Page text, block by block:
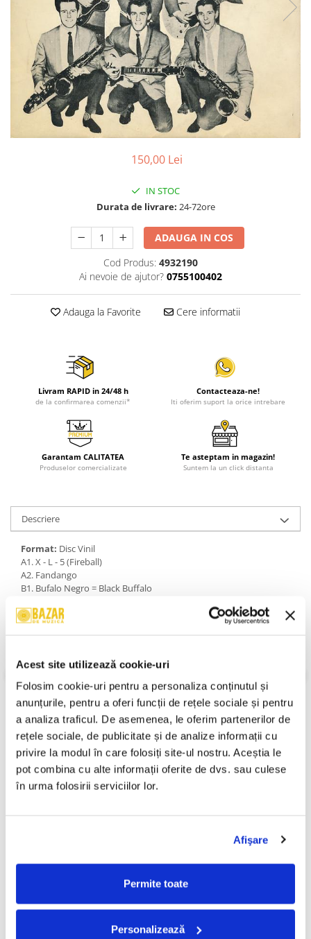
Acest site utilizează cookie-uri
Folosim cookie-uri pentru a personaliza conținutul și
anunțurile, pentru a oferi funcții de rețele sociale și pentru
a analiza traficul. De asemenea, le oferim partenerilor de
rețele sociale, de publicitate și de analize informații cu
privire la modul în care folosiți site-ul nostru. Aceștia le
pot combina cu alte informații oferite de dvs. sau culese
în urma folosirii serviciilor lor.
Afişare
Permite toate
Personalizează
Viniluri Românești
Colecția Electrecord
150,00 Lei
IN STOC
Durata de livrare: 24-72ore
ADAUGA IN COS
Cod Produs: 4932190
Ai nevoie de ajutor? 0755100402
Adauga la Favorite Cere informatii
Livram RAPID in 24/48 h
de la confirmarea comenzii*
Contacteaza-ne!
Iti oferim suport la orice intrebare
Garantam CALITATEA
Produselor comercializate
Te asteptam in magazin!
Suntem la un click distanta
Descriere
Format: Disc Vinil
A1. X - L - 5 (Fireball)
A2. Fandango
B1. Bufalo Negro = Black Buffalo
An Lansare:
Stil: Rock; Stage & Screen; Instrumental; Surf; Theme
Review-uri (0)
PRODUSE ALTERNATIVE
20,99 Lei
100,00 Lei
70,00 Lei